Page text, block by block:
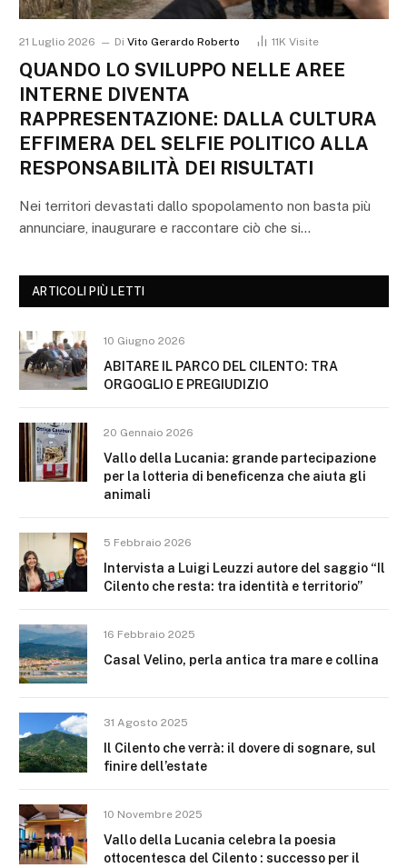
21 Luglio 2026 Di Vito Gerardo Roberto 11K Visite
QUANDO LO SVILUPPO NELLE AREE
INTERNE DIVENTA
RAPPRESENTAZIONE: DALLA CULTURA
EFFIMERA DEL SELFIE POLITICO ALLA
RESPONSABILITÀ DEI RISULTATI
Nei territori devastati dallo spopolamento non basta più
annunciare, inaugurare e raccontare ciò che si…
ARTICOLI PIÙ LETTI
10 Giugno 2026
ABITARE IL PARCO DEL CILENTO: TRA
ORGOGLIO E PREGIUDIZIO
20 Gennaio 2026
Vallo della Lucania: grande partecipazione
per la lotteria di beneficenza che aiuta gli
animali
5 Febbraio 2026
Intervista a Luigi Leuzzi autore del saggio “Il
Cilento che resta: tra identità e territorio”
16 Febbraio 2025
Casal Velino, perla antica tra mare e collina
31 Agosto 2025
Il Cilento che verrà: il dovere di sognare, sul
finire dell’estate
10 Novembre 2025
Vallo della Lucania celebra la poesia
ottocentesca del Cilento : successo per il